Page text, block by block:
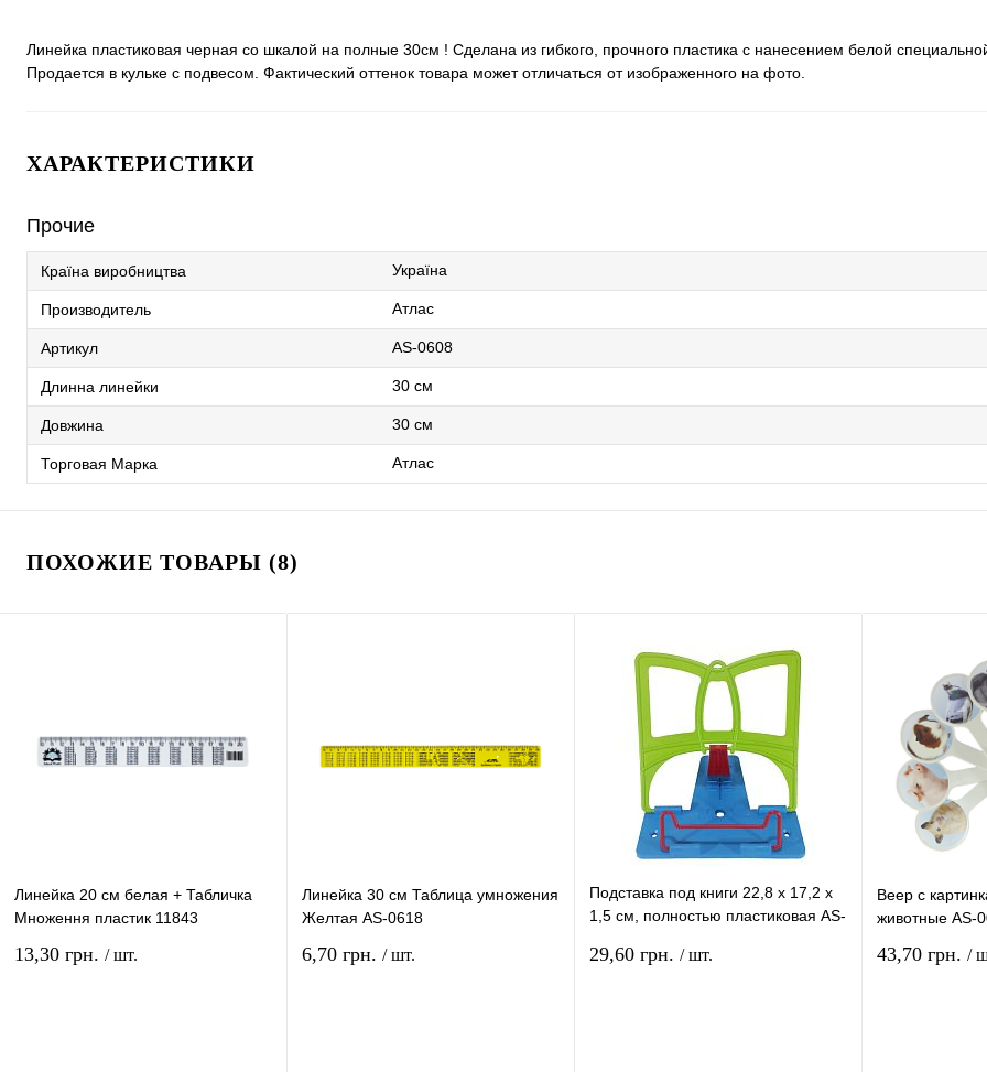
Линейка пластиковая черная со шкалой на полные 30см ! Сделана из гибкого, прочного пластика с нанесением белой
Продается в кульке с подвесом. Фактический оттенок товара может отличаться от изображенного на фото.
ХАРАКТЕРИСТИКИ
Прочие
Країна виробництва Україна
Производитель Атлас
Артикул AS-0608
Длинна линейки 30 см
Довжина 30 см
Торговая Марка Атлас
ПОХОЖИЕ ТОВАРЫ (8)
Линейка 20 см белая + Табличка
Множення пластик 11843
13,30 грн. / шт.
Линейка 30 см Таблица умножения
Желтая AS-0618
6,70 грн. / шт.
Подставка под книги 22,8 х 17,2 х
1,5 см, полностью пластиковая AS-
29,60 грн. / шт.
Веер с
животные AS-
43,70 грн. /